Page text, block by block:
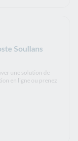
Soullans
une solution de
en ligne ou prenez